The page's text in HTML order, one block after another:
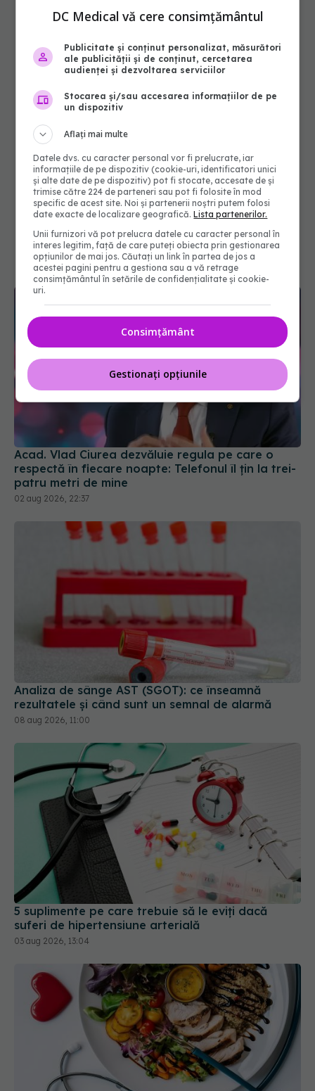
Acad. Vlad Ciurea dezvăluie regula pe care o
respectă în fiecare noapte: Telefonul îl țin la trei-
patru metri de mine
02 aug 2026, 22:37
Analiza de sânge AST (SGOT): ce înseamnă
rezultatele și când sunt un semnal de alarmă
08 aug 2026, 11:00
5 suplimente pe care trebuie să le eviți dacă
suferi de hipertensiune arterială
03 aug 2026, 13:04
DC Medical vă cere consimțământul
Publicitate și conținut personalizat, măsurători
ale publicității și de conținut, cercetarea
audienței și dezvoltarea serviciilor
Stocarea și/sau accesarea informațiilor de pe
un dispozitiv
Aflați mai multe
Datele dvs. cu caracter personal vor fi prelucrate, iar
informațiile de pe dispozitiv (cookie-uri, identificatori unici
și alte date de pe dispozitiv) pot fi stocate, accesate de și
trimise către 224 de parteneri sau pot fi folosite în mod
specific de acest site. Noi și partenerii noștri putem folosi
date exacte de localizare geografică.Lista partenerilor.
Unii furnizori vă pot prelucra datele cu caracter personal în
interes legitim, față de care puteți obiecta prin gestionarea
opțiunilor de mai jos. Căutați un link în partea de jos a
acestei pagini pentru a gestiona sau a vă retrage
consimțământul în setările de confidențialitate și cookie-
uri.
Consimțământ
Gestionați opțiunile